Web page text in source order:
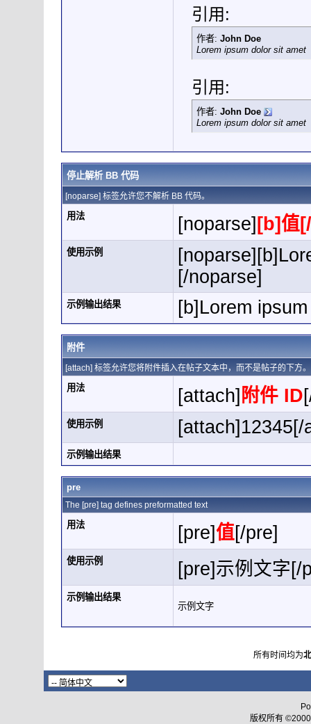
引用:
作者: John Doe
Lorem ipsum dolor sit amet
引用:
作者: John Doe
Lorem ipsum dolor sit amet
停止解析 BB 代码
[noparse] 标签允许您不解析 BB 代码。
用法 [noparse] [b]值
使用示例
[/noparse]
示例输出结果 [b]Lorem
附件
[attach] 标签允许您将附件插入在帖子文本中，而不是帖子的下方
用法 [attach] 附件 ID
使用示例 [attach]12345[/
示例输出结果
pre
The [pre] tag defines preformatted text
用法 [pre]值[/pre]
使用示例 [pre]示例文字[/
示例输出结果
示例文字
所有时间均为
版权所有